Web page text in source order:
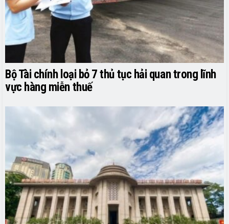
Bộ Tài chính loại bỏ 7 thủ tục hải quan trong lĩnh
vực hàng miễn thuế